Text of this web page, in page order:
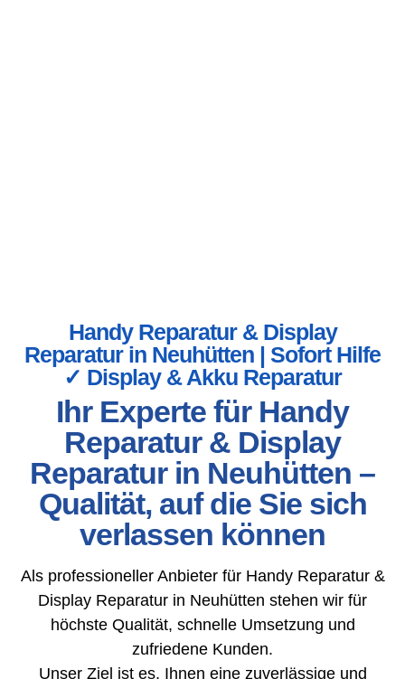
Handy Reparatur & Display
Reparatur in Neuhütten | Sofort Hilfe
✓ Display & Akku Reparatur
Ihr Experte für Handy
Reparatur & Display
Reparatur in Neuhütten –
Qualität, auf die Sie sich
verlassen können
Als professioneller Anbieter für Handy Reparatur &
Display Reparatur in Neuhütten stehen wir für
höchste Qualität, schnelle Umsetzung und
zufriedene Kunden.
Unser Ziel ist es, Ihnen eine zuverlässige und